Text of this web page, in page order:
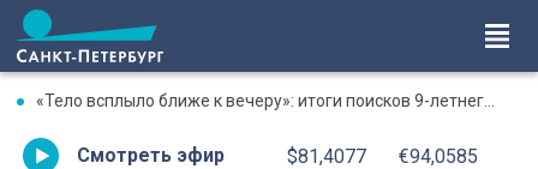
«Тело всплыло ближе к вечеру»: итоги поисков 9-летнего мальчика в Новогорелово
Смотреть эфир $81,4077 €94,0585